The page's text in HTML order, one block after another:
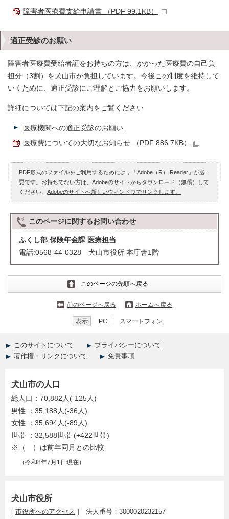
障害者医療費支給申請書 （PDF 99.1KB）
適正受診のお願い
障害者医療費受給者証をお持ちの方は、かかった医療費の自己負
担分（3割）を犬山市が負担しています。今後この制度を維持して
いくために、適正受診にご理解とご協力をお願いします。
詳細については下記の案内をご覧ください
医療機関への適正受診のお願い
医療費についての大切なお知らせ （PDF 886.7KB）
PDF形式のファイルをご利用するためには，「Adobe（R） Reader」が必
要です。お持ちでない方は、Adobeのサイトからダウンロード（無償）して
ください。Adobeのサイトへ新しいウィンドウでリンクします。
このページに関するお問い合わせ
ふくし部 保険年金課 医療担当
電話:0568-44-0328 犬山市役所 本庁舎1階
このページの先頭へ戻る
前のページへ戻る ホームへ戻る
表示 PC スマートフォン
このサイトについて
プライバシーについて
著作権・リンクについて
免責事項
犬山市役所
[ 市役所へのアクセス ] 法人番号：3000020232157
犬山市の人口
総人口：70,882人(-125人)
男性 ：35,188人(-36人)
女性 ：35,694人(-89人)
世帯 ：32,588世帯 (+422世帯)
※（ ）は前年同月との比較
（令和8年7月1日現在）